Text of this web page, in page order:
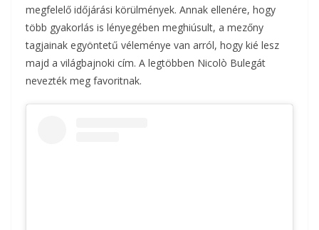
megfelelő időjárási körülmények. Annak ellenére, hogy
több gyakorlás is lényegében meghiúsult, a mezőny
tagjainak egyöntetű véleménye van arról, hogy kié lesz
majd a világbajnoki cím. A legtöbben Nicolò Bulegát
nevezték meg favoritnak.